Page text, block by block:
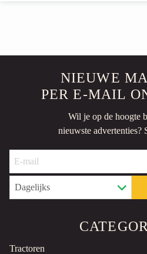
NIEUWE
PER E-MAIL
Wil je op de hoogte
nieuwste advertenties?
Tractoren